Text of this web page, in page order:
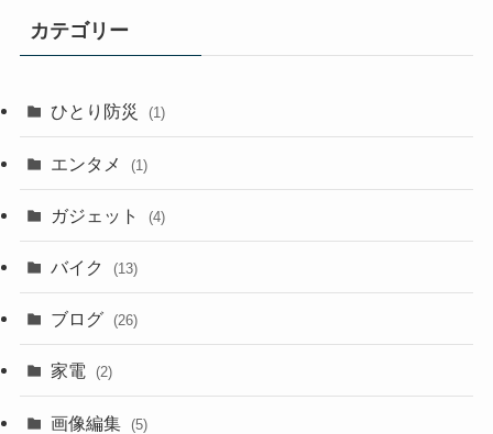
カテゴリー
ひとり防災 (1)
エンタメ (1)
ガジェット (4)
バイク (13)
ブログ (26)
家電 (2)
画像編集 (5)